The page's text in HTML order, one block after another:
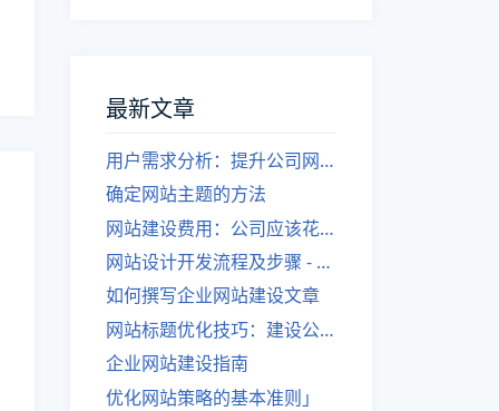
最新文章
用户需求分析：提升公司网站建设效果
确定网站主题的方法
网站建设费用：公司应该花费多少？
网站设计开发流程及步骤 - 优化后的标题
如何撰写企业网站建设文章
网站标题优化技巧：建设公司的专业指导
企业网站建设指南
优化网站策略的基本准则」